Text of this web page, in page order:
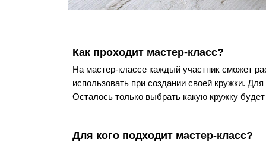
Как проходит мастер-класс?
Для кого подходит мастер-класс?
На мастер-классе каждый участник сможет
использовать при создании своей кружки.
Осталось только выбрать какую кружку